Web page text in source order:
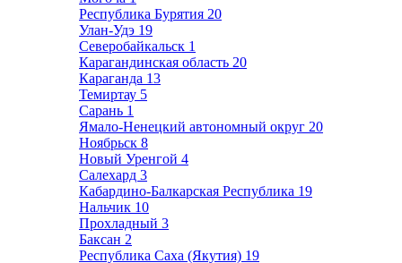
Республика Бурятия 20
Улан-Удэ 19
Северобайкальск 1
Карагандинская область 20
Караганда 13
Темиртау 5
Сарань 1
Ямало-Ненецкий автономный округ 20
Ноябрьск 8
Новый Уренгой 4
Салехард 3
Кабардино-Балкарская Республика 19
Нальчик 10
Прохладный 3
Баксан 2
Республика Саха (Якутия) 19